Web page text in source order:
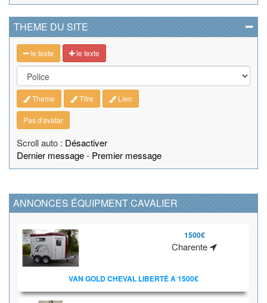
THEME DU SITE
le texte le texte
Theme Titre Lien
Pas d'avatar
Scroll auto : Désactiver
Dernier message- Premier message
ANNONCES ÉQUIPMENT CAVALIER
1500€
Charente
VAN GOLD CHEVAL LIBERTÉ A 1500€